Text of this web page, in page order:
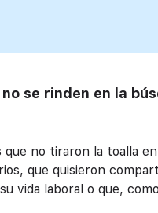
se rinden en la
no tiraron la toalla en
que quisieron
vida laboral o que,